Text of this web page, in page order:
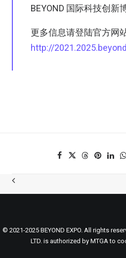
BEYOND 国际科技创新
更多信息请登陆官方网
http://
© 2021-2025 BEYOND EXPO. All rights
LTD. is authorized by MTGA to